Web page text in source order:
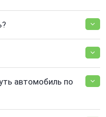
автомобиль по